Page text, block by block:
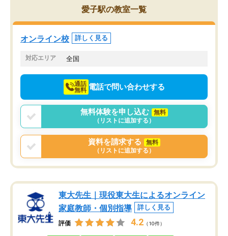
を的確に指導いただき、子どももびっ
くりするほど楽しんでやる気を持って
塾を受けています。狙い通り、少しず
つ成績も上がり、苦手意識も無くなっ
てきたので、さらに苦手な数学も追加
でお願いしました。来年の高校受験に
愛子駅の教室一覧
オンライン校 詳しく見る
対応エリア 全国
通話
無料 電話で問い合わせする
無料体験を申し込む
無料
（リストに追加する）
資料を請求する
無料
（リストに追加する）
東大先生｜現役東大生によるオンライン
家庭教師・個別指導
詳しく見る
評価 4.2 （10件）